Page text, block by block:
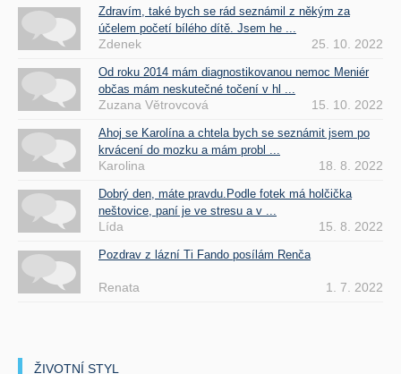
Zdravím, také bych se rád seznámil z někým za
účelem početí bílého dítě. Jsem he ...
Zdenek 25. 10. 2022
Od roku 2014 mám diagnostikovanou nemoc Meniér
občas mám neskutečné točení v hl ...
Zuzana Větrovcová 15. 10. 2022
Ahoj se Karolína a chtela bych se seznámit jsem po
krvácení do mozku a mám probl ...
Karolina 18. 8. 2022
Dobrý den, máte pravdu.Podle fotek má holčička
neštovice, paní je ve stresu a v ...
Lída 15. 8. 2022
Pozdrav z lázní Ti Fando posílám Renča
Renata 1. 7. 2022
ŽIVOTNÍ STYL